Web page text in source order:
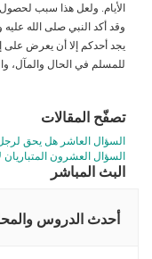
الأيام. ولعل هذا سبب
وقد أكد النبي صلى الله
يجد أحدكم إلا أن يعرض على
للمسلم في الحال والمآل،
تصفّح المقالات
السؤال العاشر هل يحق
السؤال العشرون المتباريان
البث المباشر
أحدث الدروس